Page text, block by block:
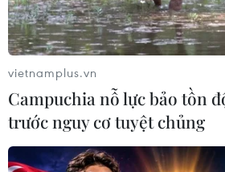
vietnamplus.vn
Campuchia nỗ lực bảo tồn
trước nguy cơ tuyệt chủng